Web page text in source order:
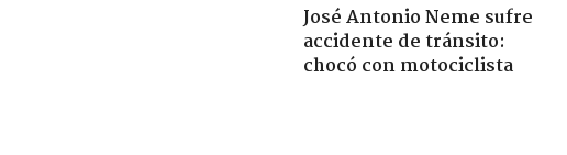
José Antonio Neme sufre
accidente de tránsito:
chocó con motociclista